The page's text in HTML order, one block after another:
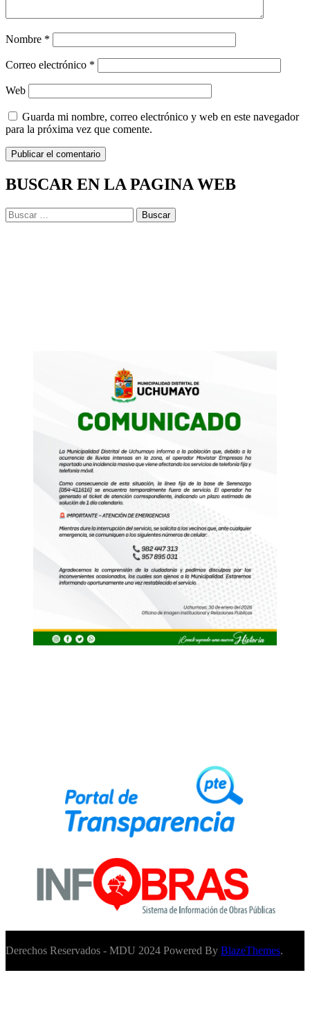
Nombre *
Correo electrónico *
Web
Guarda mi nombre, correo electrónico y web en este navegador
para la próxima vez que comente.
BUSCAR EN LA PAGINA WEB
Buscar:
Derechos Reservados - MDU 2024 Powered By BlazeThemes.